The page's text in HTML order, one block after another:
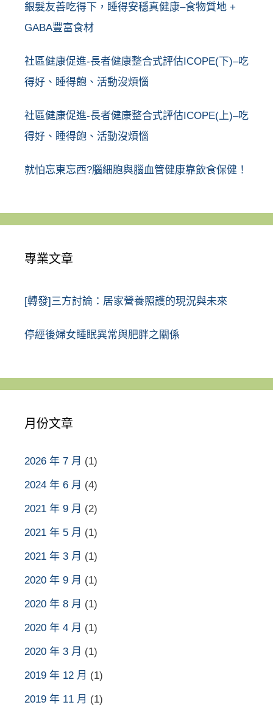
銀髮友善吃得下，睡得安穩真健康–食物質地 +
GABA豐富食材
社區健康促進-長者健康整合式評估ICOPE(下)–吃
得好、睡得飽、活動沒煩惱
社區健康促進-長者健康整合式評估ICOPE(上)–吃
得好、睡得飽、活動沒煩惱
就怕忘東忘西?腦細胞與腦血管健康靠飲食保健！
專業文章
[轉發]三方討論：居家營養照護的現況與未來
停經後婦女睡眠異常與肥胖之關係
月份文章
2026 年 7 月 (1)
2024 年 6 月 (4)
2021 年 9 月 (2)
2021 年 5 月 (1)
2021 年 3 月 (1)
2020 年 9 月 (1)
2020 年 8 月 (1)
2020 年 4 月 (1)
2020 年 3 月 (1)
2019 年 12 月 (1)
2019 年 11 月 (1)